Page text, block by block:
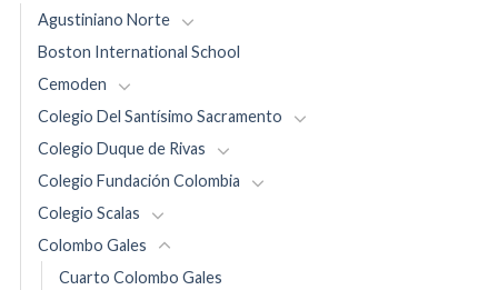
Agustiniano Norte
Boston International School
Cemoden
Colegio Del Santísimo Sacramento
Colegio Duque de Rivas
Colegio Fundación Colombia
Colegio Scalas
Colombo Gales
Cuarto Colombo Gales